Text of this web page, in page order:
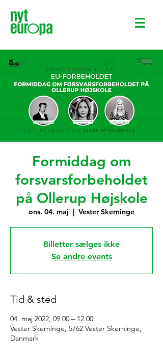
Formiddag om
forsvarsforbeholdet
på Ollerup Højskole
ons. 04. maj
  |
Vester Skerninge
Billetter sælges ikke
Se andre events
Tid & sted
04. maj 2022, 09.00 – 12.00
Vester Skerninge, 5762 Vester Skerninge,
Danmark